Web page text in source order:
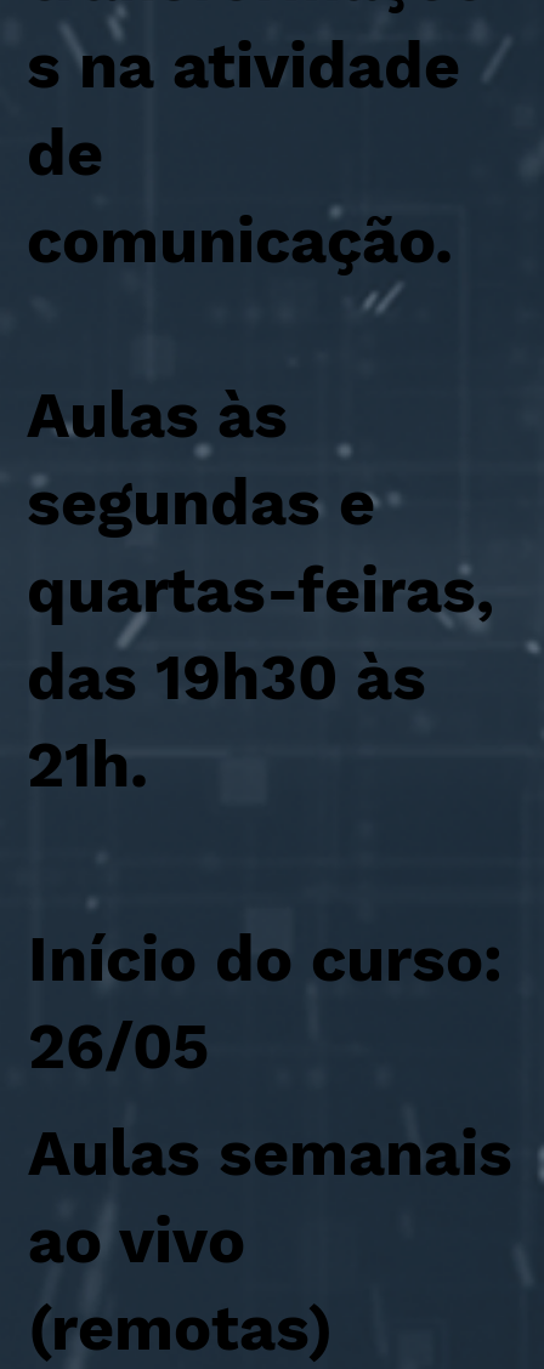
s na atividade
de
comunicação.
Aulas às
segundas e
quartas-feiras,
das 19h30 às
21h.
Início do curso:
26/05
Aulas semanais
ao vivo
(remotas)